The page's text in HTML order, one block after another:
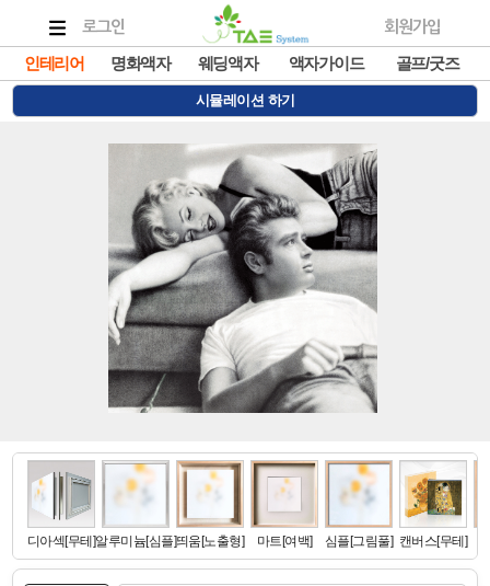
로그인 회원가입
인테리어 명화액자 웨딩액자 액자가이드 골프/굿즈
시뮬레이션 하기